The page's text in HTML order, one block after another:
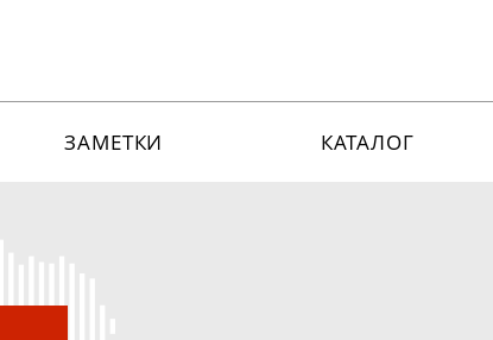
ЗАМЕТКИ КАТАЛОГ